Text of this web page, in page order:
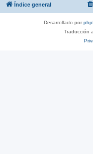
Índice general
Desarrollado por
Traducción